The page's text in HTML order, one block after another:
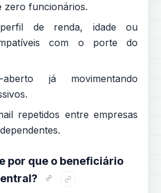
zero funcionários.
de renda, idade ou
com o porte do
aberto já movimentando
repetidos entre empresas
e por que o beneficiário